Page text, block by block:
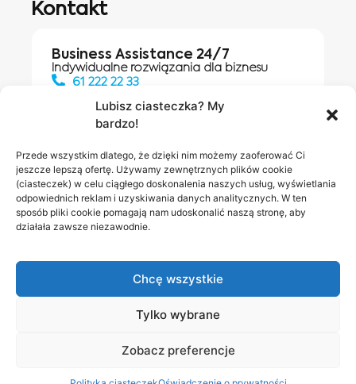
Lubisz ciasteczka? My
bardzo!
Przede wszystkim dlatego, że dzięki nim możemy zaoferować Ci
jeszcze lepszą ofertę. Używamy zewnętrznych plików cookie
(ciasteczek) w celu ciągłego doskonalenia naszych usług, wyświetlania
odpowiednich reklam i uzyskiwania danych analitycznych. W ten
sposób pliki cookie pomagają nam udoskonalić naszą stronę, aby
działała zawsze niezawodnie.
Chcę wszystkie
Tylko wybrane
Zobacz preferencje
Kontakt
Business Assistance 24/7
Indywidualne rozwiązania dla biznesu
61 222 22 33
Salony INEA
Napisz do
Polityka prywatnościRODO w INEABezpieczeństwo